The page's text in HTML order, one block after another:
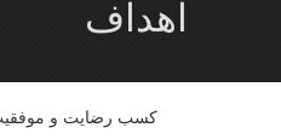
اهداف
کسب رضایت و